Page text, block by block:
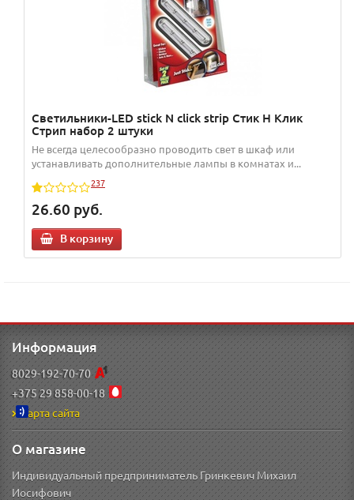
Светильники-LED stick N click strip Стик Н Клик
Стрип набор 2 штуки
Не всегда целесообразно проводить свет в шкаф или
устанавливать дополнительные лампы в комнатах и...
237
26.60 руб.
В корзину
Информация
8029-192-70-70
+375 29 858-00-18
Карта сайта
О магазине
Индивидуальный предприниматель Гринкевич Михаил
Иосифович